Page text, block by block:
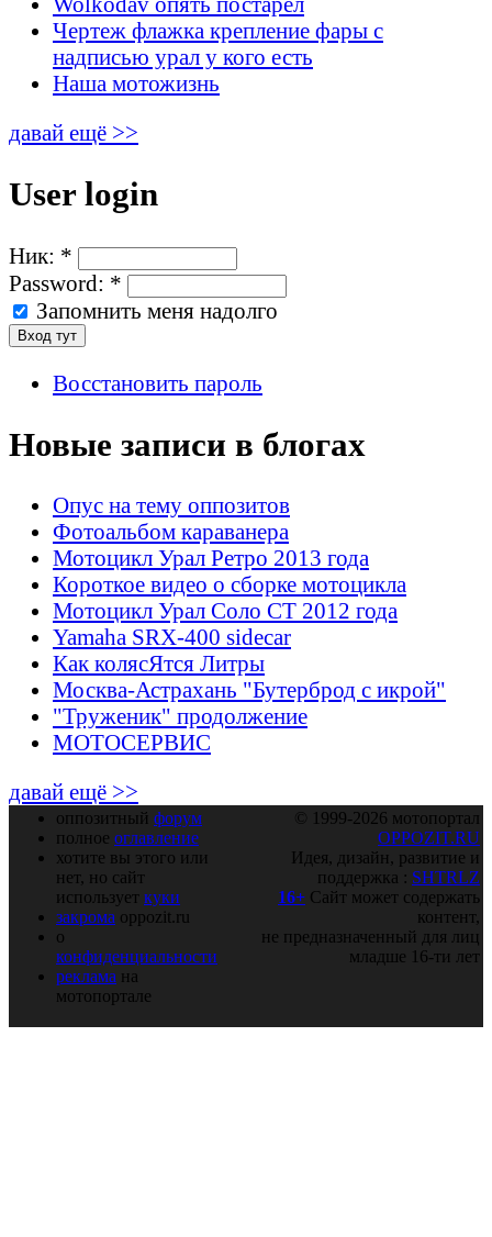
Чертеж флажка крепление фары с
надписью урал у кого есть
Наша мотожизнь
давай ещё >>
User login
Ник: *
Password: *
Запомнить меня надолго
Восстановить пароль
Новые записи в блогах
Опус на тему оппозитов
Фотоальбом караванера
Мотоцикл Урал Ретро 2013 года
Короткое видео о сборке мотоцикла
Мотоцикл Урал Соло СТ 2012 года
Yamaha SRX-400 sidecar
Как колясЯтся Литры
Москва-Астрахань "Бутерброд с икрой"
"Труженик" продолжение
МОТОСЕРВИС
давай ещё >>
оппозитный форум
полное оглавление
хотите вы этого или
нет, но сайт
использует куки
закрома oppozit.ru
о
конфиденциальности
реклама на
мотопортале
© 1999-2026 мотопортал
OPPOZIT.RU
Идея, дизайн, развитие и
поддержка : SHTRLZ
16+ Сайт может содержать
контент,
не предназначенный для лиц
младше 16-ти лет